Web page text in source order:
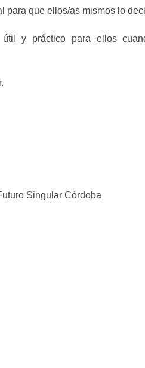
para que ellos/as mismos lo
y práctico para ellos
Singular Córdoba